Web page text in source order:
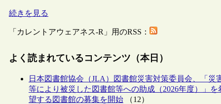
続きを見る
「カレントアウェアネス-R」用のRSS：
よく読まれているコンテンツ（本日）
日本図書館協会（JLA）図書館災害対策委員会、「災
等により被災した図書館等への助成（2026年度）」を
望する図書館の募集を開始 （12）